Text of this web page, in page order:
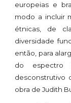
europeias e
modo a incluir
étnicas, de
diversidade
então, para
do espectro
desconstrutivo
obra de Judith